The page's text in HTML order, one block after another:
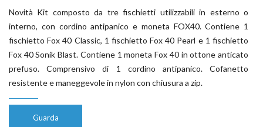
Novità Kit composto da tre fischietti utilizzabili in esterno o
interno, con cordino antipanico e moneta FOX40. Contiene 1
fischietto Fox 40 Classic, 1 fischietto Fox 40 Pearl e 1 fischietto
Fox 40 Sonik Blast. Contiene 1 moneta Fox 40 in ottone anticato
prefuso. Comprensivo di 1 cordino antipanico. Cofanetto
resistente e maneggevole in nylon con chiusura a zip.
Guarda